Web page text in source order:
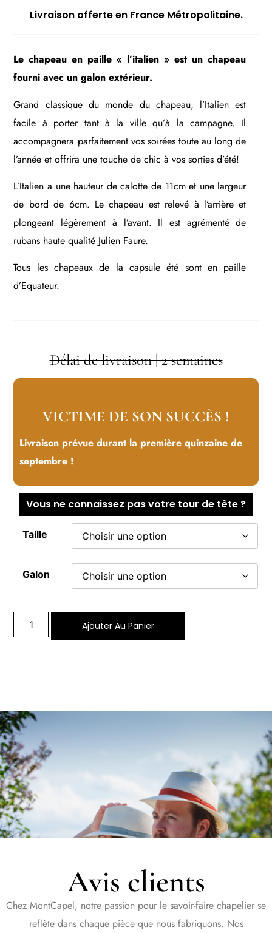
Livraison offerte en France Métropolitaine.
Le chapeau en paille « l’italien » est un chapeau
fourni avec un galon extérieur.
Grand classique du monde du chapeau, l’Italien est
facile à porter tant à la ville qu’à la campagne. Il
accompagnera parfaitement vos soirées toute au long de
l’année et offrira une touche de chic à vos sorties d’été!
L’Italien a une hauteur de calotte de 11cm et une largeur
de bord de 6cm. Le chapeau est relevé à l’arrière et
plongeant légèrement à l’avant. Il est agrémenté de
rubans haute qualité Julien Faure.
Tous les chapeaux de la capsule été sont en paille
d’Equateur.
Délai de livraison | 2 semaines
VICTIME DE SON SUCCÈS !
Livraison prévue durant la première quinzaine de
septembre !
Vous ne connaissez pas votre tour de tête ?
Taille
Galon
Ajouter Au Panier
Avis clients
Chez MontCapel, notre passion pour le savoir-faire chapelier se
reflète dans chaque pièce que nous fabriquons. Nos